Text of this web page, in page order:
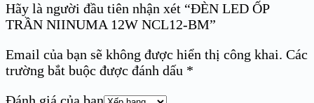
Hãy là người đầu tiên nhận xét “ĐÈN LED ỐP
TRẦN NIINUMA 12W NCL12-BM”
Email của bạn sẽ không được hiển thị công khai. Các
trường bắt buộc được đánh dấu *